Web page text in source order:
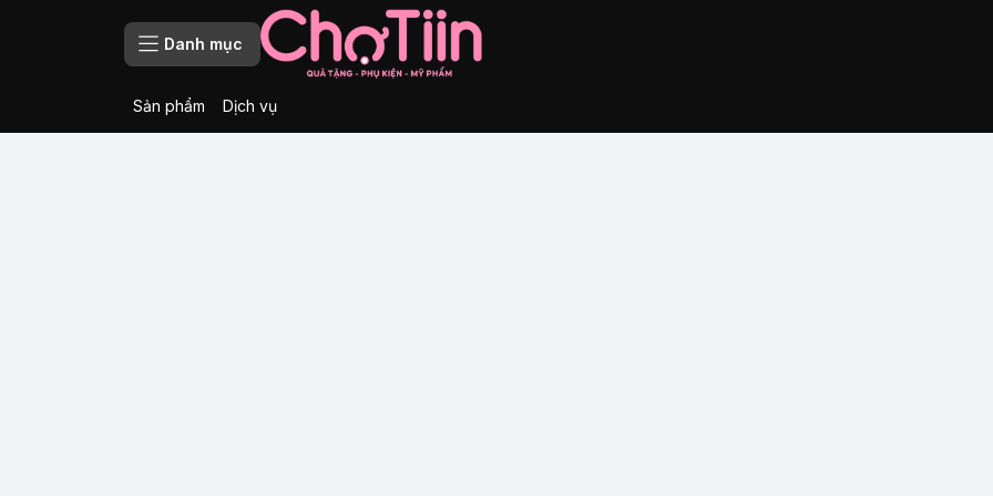
Danh mục
Sản phẩm Dịch vụ